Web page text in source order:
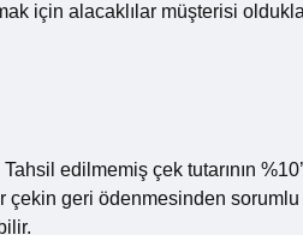
için alacaklılar müşterisi
edilmemiş çek tutarının
çekin geri ödenmesinden